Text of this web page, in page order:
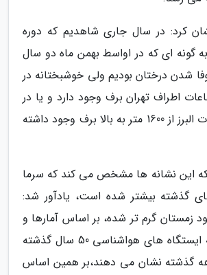
کرد: در سال جاری شاهدیم که دوره
گونه ای که در اواسط بهمن ماه دو سال
شدن درختان بودیم ولی خوشبختانه در
اطراف تهران برف وجود دارد و یا در
نوار جنوبی ارتفاعات البرز از 1600 متر به بالا برف وجود داشته
این نشانه ها مشخص می کند که سرما
گذشته بیشتر شده است، یادآور شد:
زمستان گرم تر شده، بر اساس آمارها و
اطلاعاتی است که ایستگاه های هواشناسی 50 سال گذشته
گذشته نشان می دهند،بر همین اساس